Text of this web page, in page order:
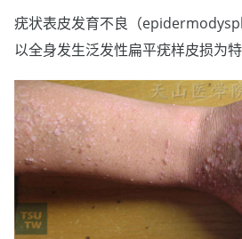
疣状表皮发育不良（
以全身发生泛发性扁平疣样皮损为特